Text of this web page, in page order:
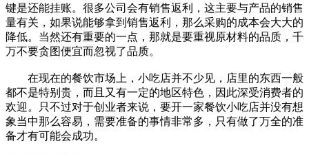
键是还能挂账。很多公司会有销售返利，这主要与产品的销售
量有关，如果说能够拿到销售返利，那么采购的成本会大大的
降低。当然还有重要的一点，那就是要重视原材料的品质，千
万不要贪图便宜而忽视了品质。
在现在的餐饮市场上，小吃店并不少见，店里的东西一般
都不是特别贵，而且又有一定的地区特色，因此深受消费者的
欢迎。只不过对于创业者来说，要开一家餐饮小吃店并没有想
象当中那么容易，需要准备的事情非常多，只有做了万全的准
备才有可能会成功。